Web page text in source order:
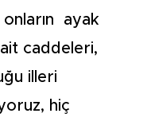
ayak
caddeleri,
illeri
hiç